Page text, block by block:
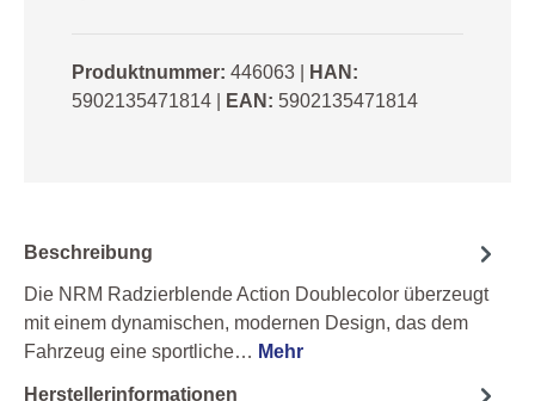
Produktnummer: 446063
HAN:
5902135471814
EAN: 5902135471814
Beschreibung
Die NRM Radzierblende Action Doublecolor überzeugt
mit einem dynamischen, modernen Design, das dem
Fahrzeug eine sportliche… Mehr
Herstellerinformationen